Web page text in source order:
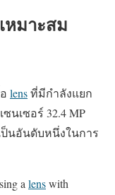
หมาะสม
lensที่มีกำลังแยก
นเซอร์ 32.4 MP
นอันดับหนึ่งในการ
alenswith